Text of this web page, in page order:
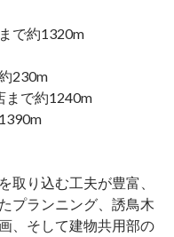
で約1320m
230m
まで約1240m
取り込む工夫が豊富、
プランニング、誘鳥木
、そして建物共用部の